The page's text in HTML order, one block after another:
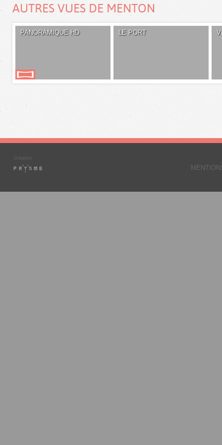
AUTRES VUES DE MENTON
PANORAMIQUE HD LE PORT